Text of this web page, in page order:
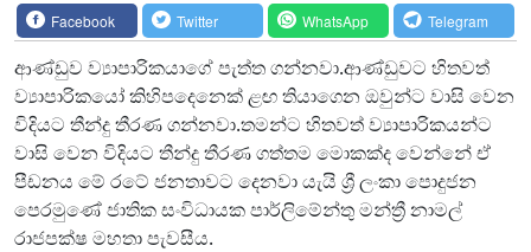
Facebook Twitter WhatsApp Telegram
ආණ්ඩුව ව්‍යාපාරිකයාගේ පැත්ත ගන්නවා.ආණ්ඩුවට හිතවත්
ව්‍යාපාරිකයෝ කිහිපදෙනෙක් ළඟ තියාගෙන ඔවුන්ට වාසි වෙන
විදියට තීන්දු තීරණ ගන්නවා.තමන්ට හිතවත් ව්‍යාපාරිකයන්ට
වාසි වෙන විදියට තීන්දු තීරණ ගත්තම මොකක්ද වෙන්නේ ඒ
පීඩනය මේ රටේ ජනතාවට දෙනවා යැයි ශ්‍රී ලංකා පොදුජන
පෙරමුණේ ජාතික සංවිධායක පාර්ලිමේන්තු මන්ත්‍රී නාමල්
රාජපක්ෂ මහතා පැවසීය.